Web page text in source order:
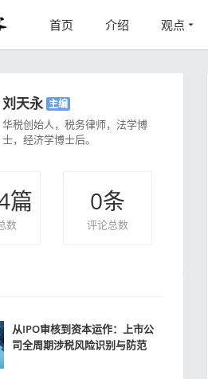
首页 介绍 观点
刘天永 主编
华税创始人，税务律师，法学博
士，经济学博士后。
篇
数
0条
评论总数
从IPO审核到资本运作：上市公
司全周期涉税风险识别与防范